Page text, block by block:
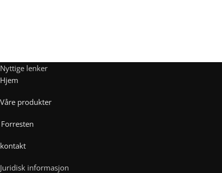
Nyttige lenker
Hjem
Våre produkter
Forresten
kontakt
Juridisk informasjon